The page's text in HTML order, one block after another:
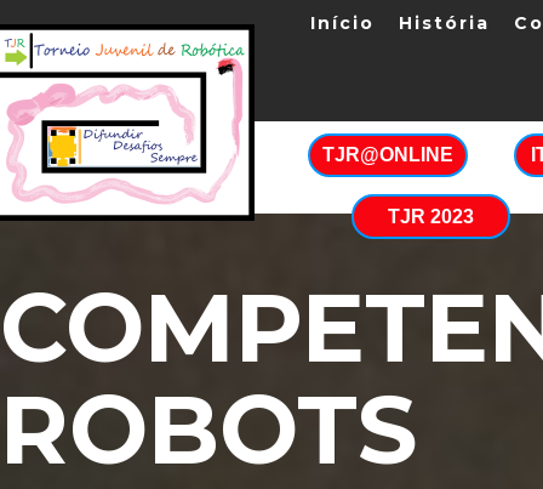
TJR@ONLINE
TJR 2023
Início História
ROBOTS